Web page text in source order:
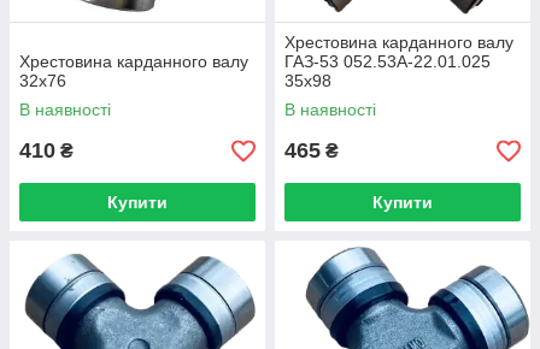
Хрестовина карданного валу
32х76
В наявності
410 ₴
Купити
Хрестовина карданного валу
ГАЗ-53 052.53А-22.01.025
35х98
В наявності
465 ₴
Купити